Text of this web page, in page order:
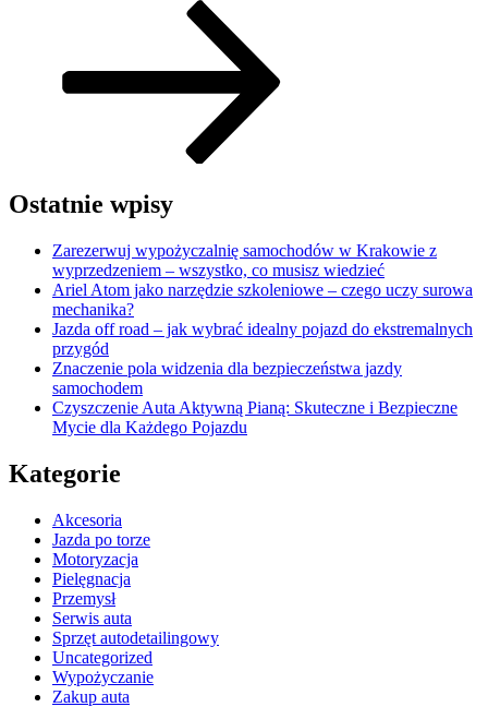
Ostatnie wpisy
Zarezerwuj wypożyczalnię samochodów w Krakowie z
wyprzedzeniem – wszystko, co musisz wiedzieć
Ariel Atom jako narzędzie szkoleniowe – czego uczy surowa
mechanika?
Jazda off road – jak wybrać idealny pojazd do ekstremalnych
przygód
Znaczenie pola widzenia dla bezpieczeństwa jazdy
samochodem
Czyszczenie Auta Aktywną Pianą: Skuteczne i Bezpieczne
Mycie dla Każdego Pojazdu
Kategorie
Akcesoria
Jazda po torze
Motoryzacja
Pielęgnacja
Przemysł
Serwis auta
Sprzęt autodetailingowy
Uncategorized
Wypożyczanie
Zakup auta